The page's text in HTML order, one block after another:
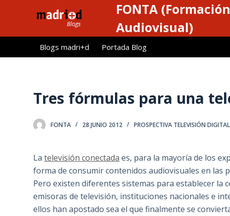
l
FONTA
Audiovisual)
Blogs madri+d Portada Blog
Tres fórmulas para una
FONTA 28 JUNIO 2012 PROSPECTIVA TELEVISIÓN DIGITAL
Latelevisión conectada es, para la mayoría de los
forma de consumir contenidos audiovisuales en las
Pero existen diferentes sistemas para establecer la
emisoras de televisión, instituciones nacionales e
ellos han apostado sea el que finalmente se